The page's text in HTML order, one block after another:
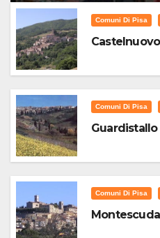
Comuni Di Pisa
Comuni Di Pisa
Guardistallo
Comuni Di Pisa